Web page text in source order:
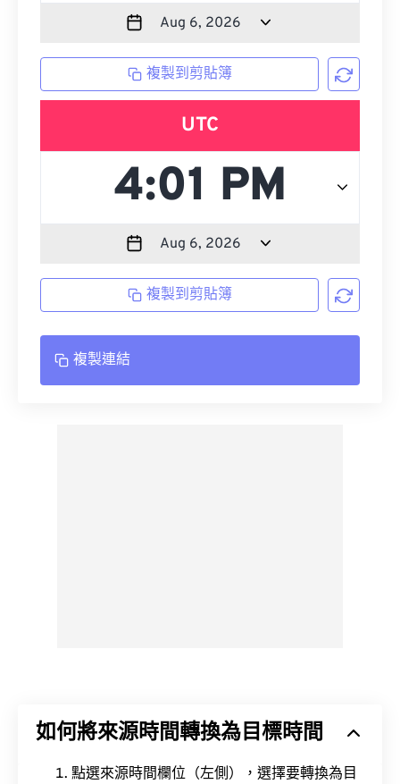
複製到剪貼簿
UTC
複製到剪貼簿
複製連結
如何將來源時間轉換為目標時間
點選來源時間欄位（左側），選擇要轉換為目